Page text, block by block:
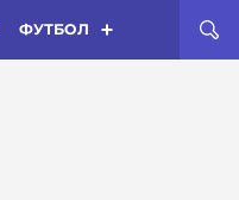
ФУТБОЛ